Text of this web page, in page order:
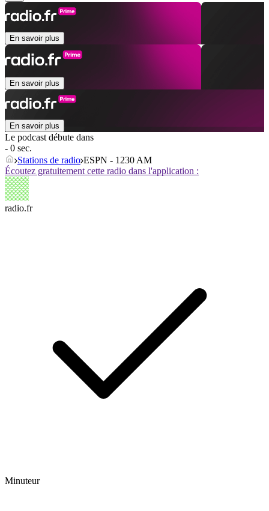
En savoir plus
En savoir plus
En savoir plus
Le podcast débute dans
- 0 sec.
Stations de radio ESPN - 1230 AM
Écoutez gratuitement cette radio dans l'application :
radio.fr
Minuteur